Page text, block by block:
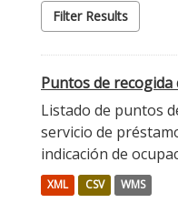
Filter Results
Puntos de recogida
Listado de puntos
servicio de
indicación de
XML CSV WMS